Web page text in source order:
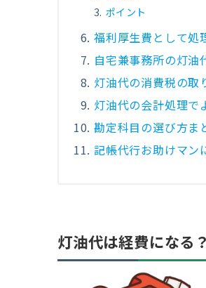
ポイント
福利厚生費として処
自宅兼事務所の灯油
灯油代の消費税の取
灯油代の会計処理で
勘定科目の選び方ま
記帳代行お助けマン
灯油代は経費になる